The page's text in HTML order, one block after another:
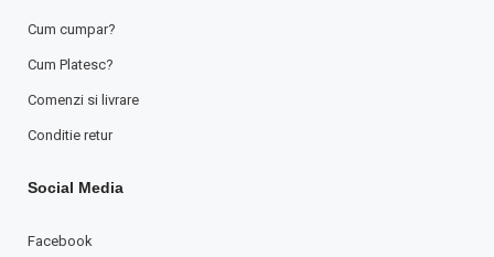
Cum cumpar?
Cum Platesc?
Comenzi si livrare
Conditie retur
Social Media
Facebook